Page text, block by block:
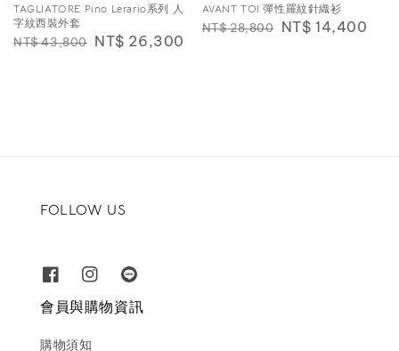
TAGLIATORE Pino Lerario系列 人
字紋西裝外套
Regular
NT$ 43,800 Sale
NT$ 26,300
AVANT TOI 彈性羅紋針織衫
Regular
NT$ 28,800 Sale
NT$ 14,400
FOLLOW US
會員與購物資訊
購物須知